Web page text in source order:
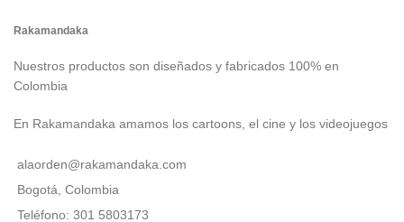
Rakamandaka
Nuestros productos son diseñados y fabricados 100% en
Colombia
En Rakamandaka amamos los cartoons, el cine y los videojuegos
alaorden@rakamandaka.com
Bogotá, Colombia
Teléfono: 301 5803173